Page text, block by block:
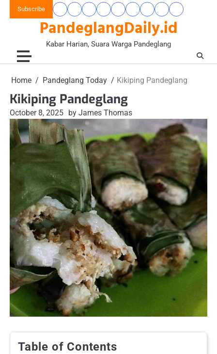
Subscribe
PandeglangDaily.id
Kabar Harian, Suara Warga Pandeglang
BerandaBanten
Raya
Gaya
Hidup
&
Komunitas
Hukum
Kriminal
Nasional
Opini
Wacana
Pandeglang
Today
Pendidikan
&
Kesehatan
Wisata
&
Home Pandeglang Today Kikiping Pandeglang
Kikiping Pandeglang
October 8, 2025 by James Thomas
Table of Contents